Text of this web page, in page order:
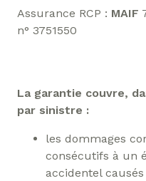
Assurance RCP : MAIF
n° 3751550
La garantie couvre,
par sinistre :
les dommages
consécutifs à un
accidentel